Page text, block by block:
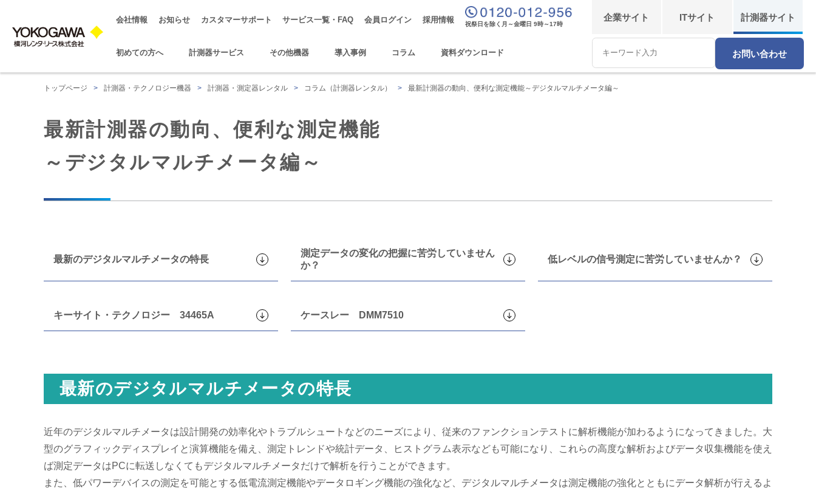
会社情報 お知らせ カスタマーサポート サービス一覧・FAQ 会員ログイン 採用情報
祝祭日を除く月～金曜日 9時～17時
初めての方へ 計測器サービス その他機器 導入事例 コラム 資料ダウンロード
企業サイト ITサイト 計測器サイト
Conduct
a
search
お問い合わせ
トップページ > 計測器・テクノロジー機器 > 計測器・測定器レンタル > コラム（計測器レンタル） > 最新計測器の動向、便利な測定機能～デジタルマルチメータ編～
最新計測器の動向、便利な測定機能
～デジタルマルチメータ編～
最新のデジタルマルチメータの特長
測定データの変化の把握に苦労していません
か？
低レベルの信号測定に苦労していませんか？
キーサイト・テクノロジー 34465A ケースレー DMM7510
最新のデジタルマルチメータの特長
近年のデジタルマルチメータは設計開発の効率化やトラブルシュートなどのニーズにより、従来のファンクションテストに解析機能が加わるようになってきました。大
型のグラフィックディスプレイと演算機能を備え、測定トレンドや統計データ、ヒストグラム表示なども可能になり、これらの高度な解析およびデータ収集機能を使え
ば測定データはPCに転送しなくてもデジタルマルチメータだけで解析を行うことができます。
また、低パワーデバイスの測定を可能とする低電流測定機能やデータロギング機能の強化など、デジタルマルチメータは測定機能の強化とともにデータ解析が行えるよ